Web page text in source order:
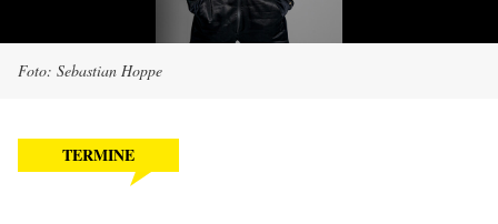
Foto: Sebastian Hoppe
TERMINE